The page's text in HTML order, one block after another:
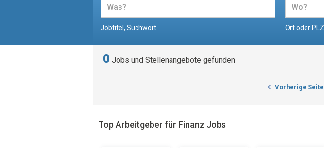
Jobtitel, Suchwort Ort oder PLZ
0 Jobs und Stellenangebote gefunden
Vorherige Seite
Top Arbeitgeber für Finanz Jobs